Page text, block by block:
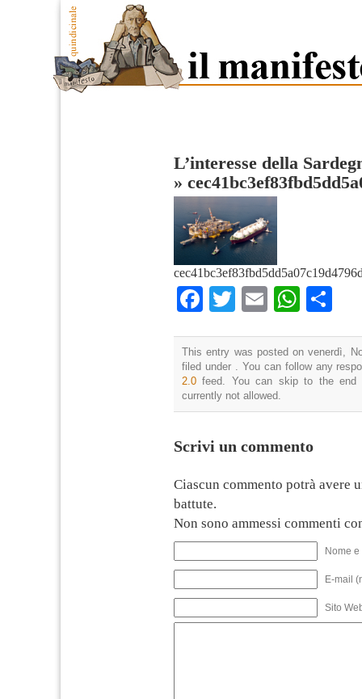
L’interesse della
»
Facebook
TwitterEmail
This entry was posted on venerdì,
filed under . You can follow any
2.0 feed. You can skip to the end
currently not allowed.
Scrivi un commento
Ciascun commento potrà avere
battute.
Non sono ammessi commenti
Nome
E-mail
Sito